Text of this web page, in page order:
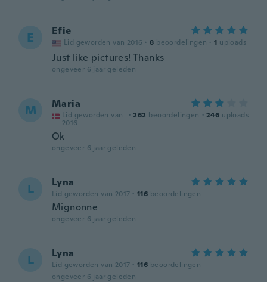
E Efie
Lid geworden van 2016 · 8 beoordelingen · 1 uploads
Just like pictures! Thanks
ongeveer 6 jaar geleden
M Maria
Lid geworden van
2016
· 262 beoordelingen · 246 uploads
Ok
ongeveer 6 jaar geleden
L Lyna
Lid geworden van 2017 · 116 beoordelingen
Mignonne
ongeveer 6 jaar geleden
L Lyna
Lid geworden van 2017 · 116 beoordelingen
ongeveer 6 jaar geleden